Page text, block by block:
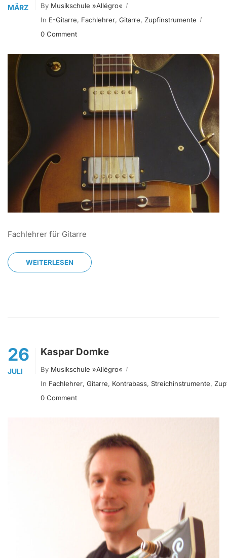
MÄRZ By Musikschule »allégro«
In E-Gitarre, Fachlehrer, Gitarre, Zupfinstrumente
0 Comment
Fachlehrer für Gitarre
WEITERLESEN
26
JULI
Kaspar Domke
By Musikschule »allégro«
In Fachlehrer, Gitarre, Kontrabass, Streichinstrumente,
0 Comment